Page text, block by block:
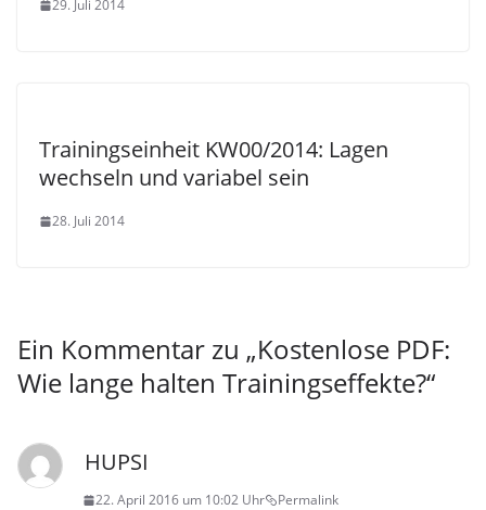
29. Juli 2014
Trainingseinheit KW00/2014: Lagen
wechseln und variabel sein
28. Juli 2014
Ein Kommentar zu „Kostenlose PDF:
Wie lange halten Trainingseffekte?“
HUPSI
22. April 2016 um 10:02 Uhr Permalink